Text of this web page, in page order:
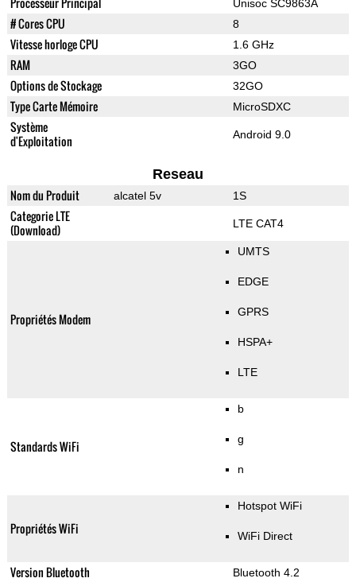
Unisoc SC9863A
# Cores CPU 8
Vitesse horloge CPU 1.6 GHz
RAM 3GO
Options de Stockage 32GO
Type Carte Mémoire MicroSDXC
Système
d'Exploitation
Android 9.0
Reseau
Nom du Produit alcatel 5v 1S
Categorie LTE
(Download)
LTE CAT4
Propriétés Modem
UMTS
EDGE
GPRS
HSPA+
LTE
Standards WiFi
b
g
n
Propriétés WiFi
Hotspot WiFi
WiFi Direct
Version Bluetooth Bluetooth 4.2